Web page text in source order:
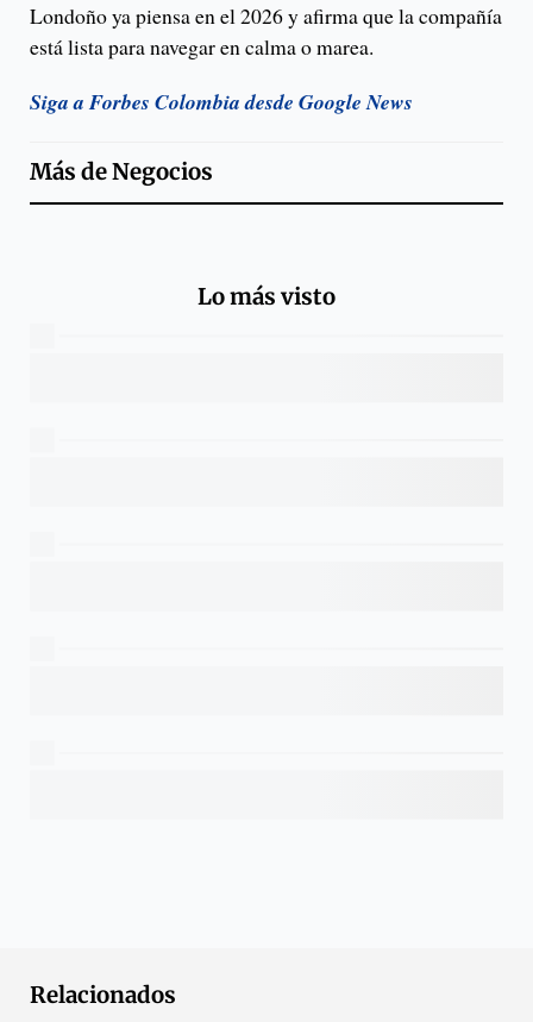
Londoño ya piensa en el 2026 y afirma que la compañía
está lista para navegar en calma o marea.
Siga a Forbes Colombia desde Google News
Más deNegocios
Lo más visto
Relacionados